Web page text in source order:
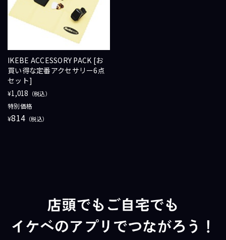
IKEBE ACCESSORY PACK [お
買い得な定番アクセサリー6点
セット]
¥1,018 （税込）
特別価格
¥814 （税込）